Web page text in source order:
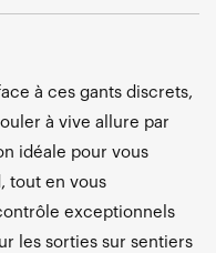
à ces gants discrets,
à vive allure par
idéale pour vous
tout en vous
exceptionnels
les sorties sur sentiers